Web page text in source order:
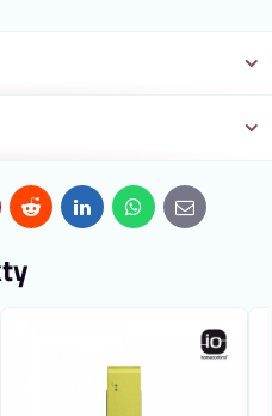
Reddit LinkedInWhatsApp
E-
mail